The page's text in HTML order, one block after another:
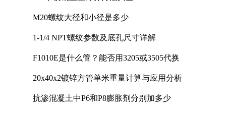
M20螺纹大径和小径是多少
1-1/4 NPT螺纹参数及底孔尺寸详解
F1010E是什么管？能否用3205或3505代换
20x40x2镀锌方管单米重量计算与应用分析
抗渗混凝土中P6和P8膨胀剂分别加多少